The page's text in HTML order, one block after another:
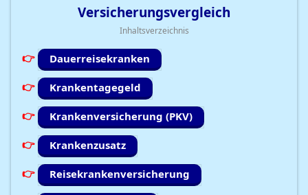
Versicherungsvergleich
Inhaltsverzeichnis
Dauerreisekranken
Krankentagegeld
Krankenversicherung (PKV)
Krankenzusatz
Reisekrankenversicherung